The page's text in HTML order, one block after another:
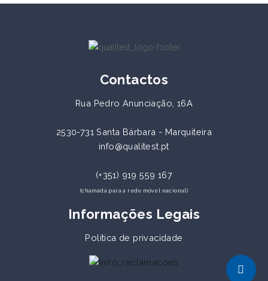
Contactos
Rua Pedro Anunciação, 16A
2530-731 Santa Bárbara - Marquiteira
info@qualitest.pt
(+351) 919 559 167
(chamada para a rede móvel nacional)
Informações Legais
Política de privacidade